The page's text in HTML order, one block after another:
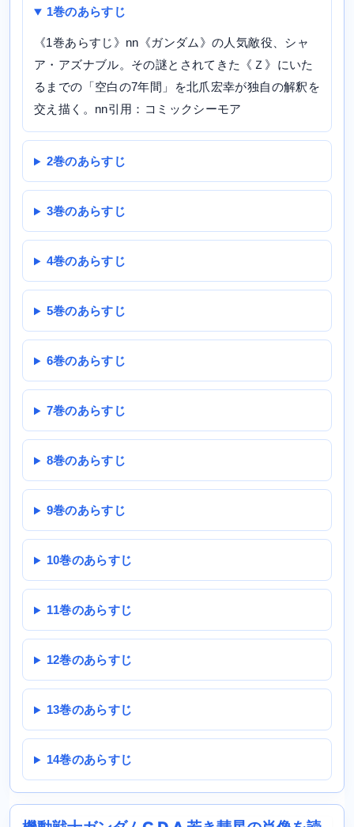
1巻のあらすじ
《1巻あらすじ》nn《ガンダム》の人気敵役、シャ
ア・アズナブル。その謎とされてきた《Ｚ》にいた
るまでの「空白の7年間」を北爪宏幸が独自の解釈を
交え描く。nn引用：コミックシーモア
2巻のあらすじ
3巻のあらすじ
4巻のあらすじ
5巻のあらすじ
6巻のあらすじ
7巻のあらすじ
8巻のあらすじ
9巻のあらすじ
10巻のあらすじ
11巻のあらすじ
12巻のあらすじ
13巻のあらすじ
14巻のあらすじ